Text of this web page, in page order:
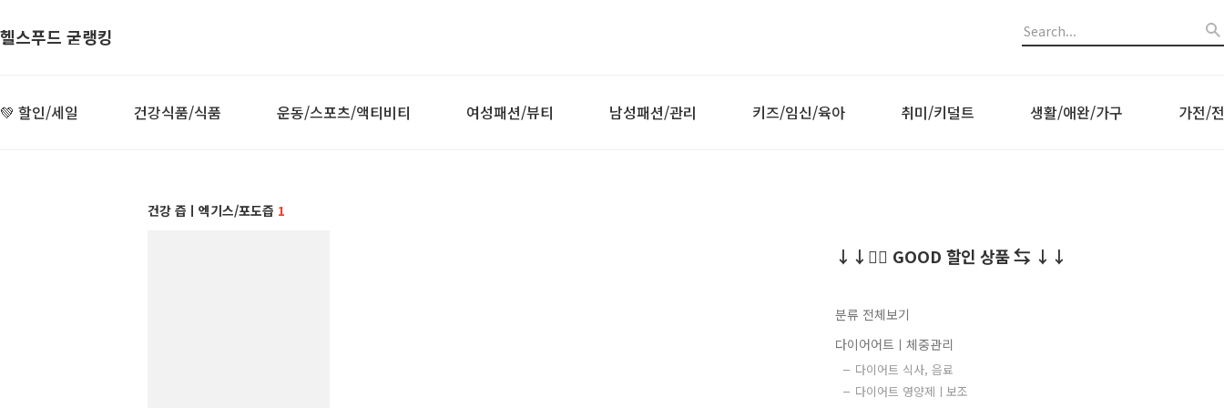
헬스푸드 굳랭킹
💚 할인/세일 건강식품/식품 운동/스포츠/액티비티 여성패션/뷰티 남성패션/관리 키즈/임신/육아 취미/키덜트 생활/애완/가구 가전/
건강 즙ㅣ엑기스/포도즙 1
↓↓👍🏻 GOOD 할인 상품 ⇆ ↓↓
분류 전체보기
다이어어트ㅣ체중관리
다이어트 식사, 음료
다이어트 영양제ㅣ보조